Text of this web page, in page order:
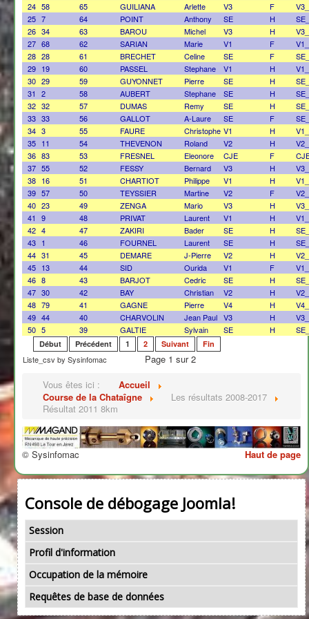
24 58 65 GUILIANA Arlette V3 F
25 7 64 POINT Anthony SE H
26 34 63 BAROU Michel V3 H
27 68 62 SARIAN Marie V1 F
28 28 61 BRECHET Celine SE F
29 19 60 PASSEL Stephane V1 H
30 29 59 GUYONNET Pierre SE H
31
2 58 AUBERT Stephane SE H
32 32 57 DUMAS Remy SE H
33 33 56 GALLOT A-Laure SE F
34 3 55 FAURE Christophe V1 H
35 11 54 THEVENON Roland V2 H
36 83 53 FRESNEL Eleonore CJE F
37 55 52 FESSY Bernard V3 H
38 16 51 CHARTIOT Philippe V1 H
39 57 50 TEYSSIER Martine V2 F
40 23 49 ZENGA Mario V3 H
41
9 48 PRIVAT Laurent V1 H
42 4 47 ZAKIRI Bader SE H
43 1 46 FOURNEL Laurent SE H
44 31 45 DEMARE J-Pierre V2 H
45 13 44 SID Ourida V1 F
46 8 43 BARJOT Cedric SE H
47 30 42 BAY Christian V2 H
48 79 41 GAGNE Pierre V4 H
49 44 40 CHARVOLIN Jean Paul V3 H
50 5 39 GALTIE Sylvain SE H
Début Précédent 1 2 Suivant Fin
Liste_csv by Sysinfomac
Page 1 sur 2
Vous êtes ici :
Accueil
Course de la Chataîgne
Les résultats 2008-2017
Résultat 2011 8km
Haut de page
© Sysinfomac
Console de débogage Joomla!
Session
Profil d'information
Occupation de la mémoire
Requêtes de base de données